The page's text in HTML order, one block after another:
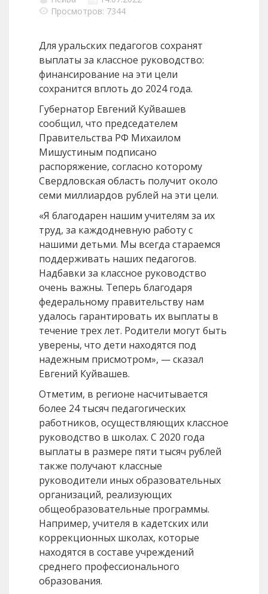
Просмотров: 7344
Для уральских педагогов сохранят
выплаты за классное руководство:
финансирование на эти цели
сохранится вплоть до 2024 года.
Губернатор Евгений Куйвашев
сообщил, что председателем
Правительства РФ Михаилом
Мишустиным подписано
распоряжение, согласно которому
Свердловская область получит около
семи миллиардов рублей на эти цели.
«Я благодарен нашим учителям за их
труд, за каждодневную работу с
нашими детьми. Мы всегда стараемся
поддерживать наших педагогов.
Надбавки за классное руководство
очень важны. Теперь благодаря
федеральному правительству нам
удалось гарантировать их выплаты в
течение трех лет. Родители могут быть
уверены, что дети находятся под
надежным присмотром», — сказал
Евгений Куйвашев.
Отметим, в регионе насчитывается
более 24 тысяч педагогических
работников, осуществляющих классное
руководство в школах. С 2020 года
выплаты в размере пяти тысяч рублей
также получают классные
руководители иных образовательных
организаций, реализующих
общеобразовательные программы.
Например, учителя в кадетских или
коррекционных школах, которые
находятся в составе учреждений
среднего профессионального
образования.